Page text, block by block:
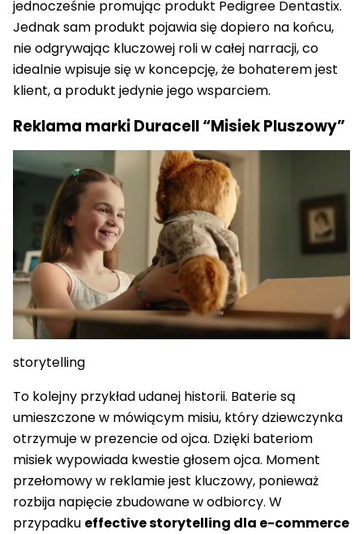
jednocześnie promując produkt Pedigree Dentastix.
Jednak sam produkt pojawia się dopiero na końcu,
nie odgrywając kluczowej roli w całej narracji, co
idealnie wpisuje się w koncepcję, że bohaterem jest
klient, a produkt jedynie jego wsparciem.
Reklama marki Duracell “Misiek Pluszowy”
storytelling
To kolejny przykład udanej historii. Baterie są
umieszczone w mówiącym misiu, który dziewczynka
otrzymuje w prezencie od ojca. Dzięki bateriom
misiek wypowiada kwestie głosem ojca. Moment
przełomowy w reklamie jest kluczowy, ponieważ
rozbija napięcie zbudowane w odbiorcy. W
przypadku effective storytelling dla e-commerce